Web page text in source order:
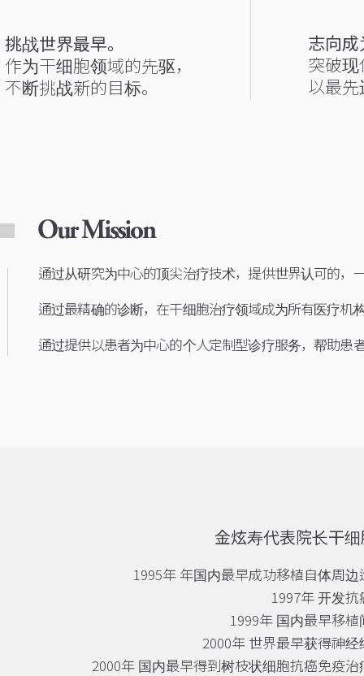
挑战世界最早。
作为干细胞领域的先驱，
不断挑战新的目标。
志向
突破
以最
通过从研究为中心的顶尖治疗技术，提供世界认可的
通过最精确的诊断，在干细胞治疗领域成为所有医疗
通过提供以患者为中心的个人定制型诊疗服务，帮助
金炫寿代表院长干
1995年 年国内最早成功移植自体周
1997年 开发
1999年 国内最早移
2000年 世界最早获得神
2000年 国内最早得到树枝状细胞抗癌免疫